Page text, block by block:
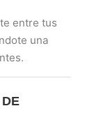
entre tus
una